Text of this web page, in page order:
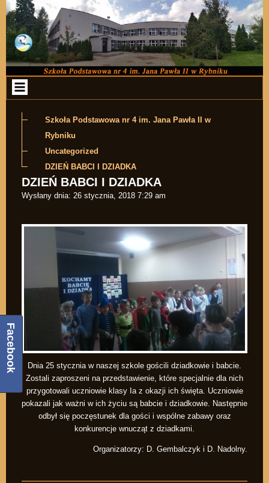
Przejdź do zawartości
Szkoła Podstawowa nr 4 im. Jana Pawła II w
Rybniku
Uncategorized
DZIEŃ BABCI I DZIADKA
DZIEŃ BABCI I DZIADKA
Wysłany dnia: 26 stycznia, 2018 7:29 am
Dnia 25 stycznia w naszej szkole gościli dziadkowie i babcie.
Zostali zaproszeni na przedstawienie, które specjalnie dla nich
przygotowali uczniowie klasy Ia z okazji ich święta. Uczniowie
pokazali jak ważni w ich życiu są babcie i dziadkowie. Następnie
odbył się poczęstunek dla gości i wspólne zabawy oraz
konkurencje wnucząt z dziadkami.
Organizatorzy: D. Gembalczyk i D. Nadolny.
Facebook